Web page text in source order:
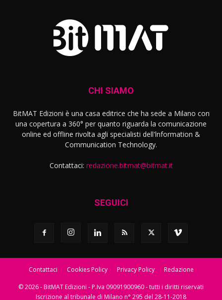
CHI SIAMO
BitMAT Edizioni è una casa editrice che ha sede a Milano con
una copertura a 360° per quanto riguarda la comunicazione
online ed offline rivolta agli specialisti dell'lnformation &
Communication Technology.
Contattaci: redazione.bitmat@bitmat.it
SEGUICI
Contattaci Cookies Policy Privacy Policy Redazione
© 2026 - BitMAT Edizioni - P.Iva 09091900960 - tutti i diritti riservati
Iscrizione al tribunale di Milano n° 295 del 28-11-2018